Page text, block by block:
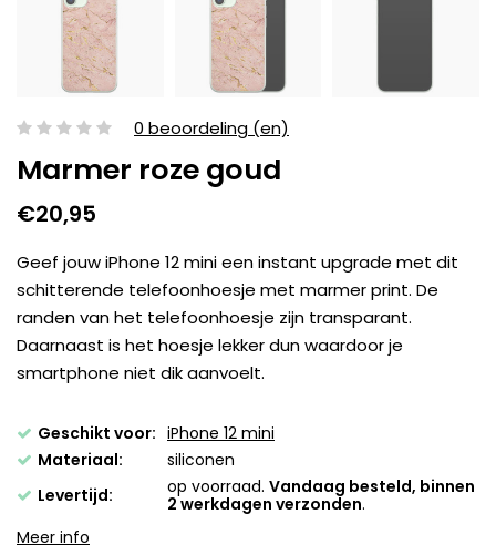
0 beoordeling (en)
Marmer roze goud
€20,95
Geef jouw iPhone 12 mini een instant upgrade met dit
schitterende telefoonhoesje met marmer print. De
randen van het telefoonhoesje zijn transparant.
Daarnaast is het hoesje lekker dun waardoor je
smartphone niet dik aanvoelt.
Geschikt voor: iPhone 12 mini
Materiaal:
siliconen
Levertijd:
op voorraad. Vandaag besteld, binnen
2 werkdagen verzonden.
Meer info